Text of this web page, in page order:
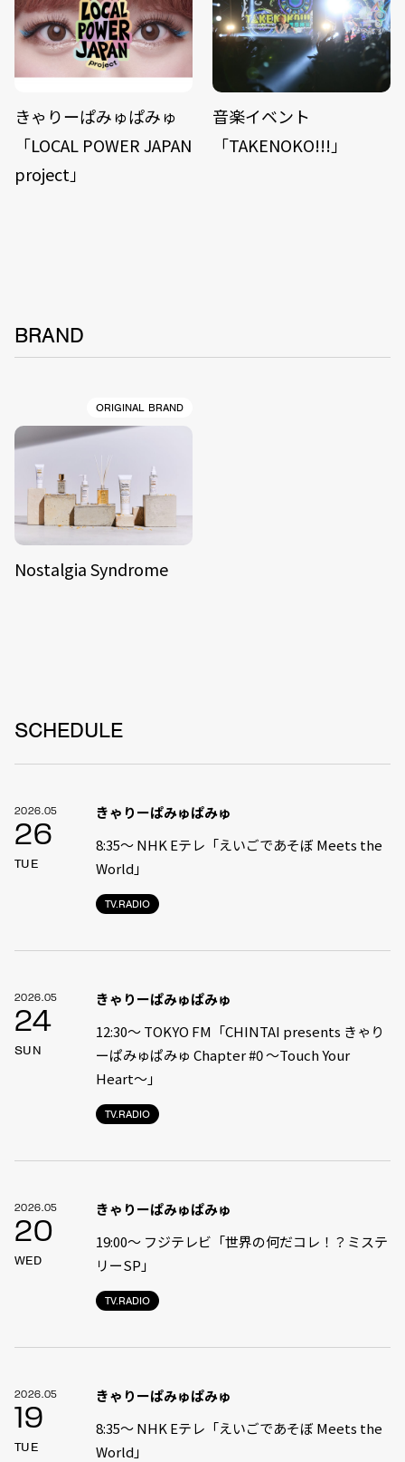
きゃりーぱみゅぱみゅ
「LOCAL POWER JAPAN
project」
音楽イベント
「TAKENOKO!!!」
BRAND
ORIGINAL BRAND
Nostalgia Syndrome
SCHEDULE
2026.05
26
TUE
TV.RADIO
きゃりーぱみゅぱみゅ
8:35〜 NHK Eテレ「えいごであそぼ Meets the
World」
2026.05
24
SUN
TV.RADIO
きゃりーぱみゅぱみゅ
12:30〜 TOKYO FM「CHINTAI presents きゃり
ーぱみゅぱみゅ Chapter #0 〜Touch Your
Heart〜」
2026.05
20
WED
TV.RADIO
きゃりーぱみゅぱみゅ
19:00〜 フジテレビ「世界の何だコレ！？ミステ
リーSP」
2026.05
19
TUE
きゃりーぱみゅぱみゅ
8:35〜 NHK Eテレ「えいごであそぼ Meets the
World」